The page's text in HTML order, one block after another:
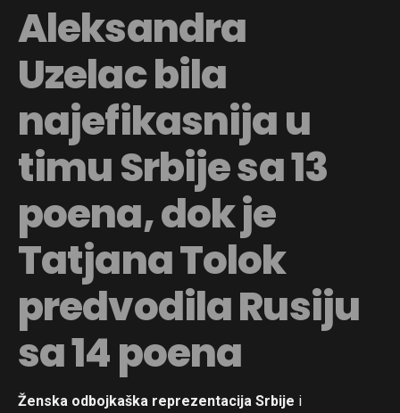
Aleksandra
Uzelac bila
najefikasnija u
timu Srbije sa 13
poena, dok je
Tatjana Tolok
predvodila Rusiju
sa 14 poena
Ženska odbojkaška reprezentacija Srbije i